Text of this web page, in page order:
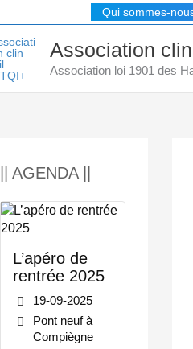
Qui sommes-
Association
Association loi 1901 des
|| AGENDA ||
L’apéro de
rentrée 2025
19-09-2025
Pont neuf à
Compiègne